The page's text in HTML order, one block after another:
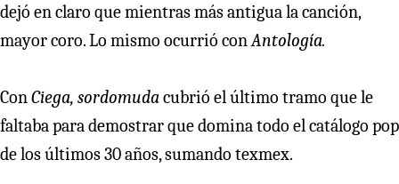
dejó en claro que mientras más antigua la canción,
mayor coro. Lo mismo ocurrió conAntología.
ConCiega, sordomudacubrió el último tramo que le
faltaba para demostrar que domina todo el catálogo pop
de los últimos 30 años, sumando texmex.